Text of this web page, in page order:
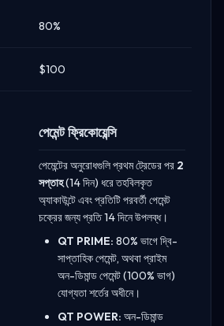
80%
$100
পেমেন্ট ফ্রিকোয়েন্সি
পেমেন্টের অনুরোধগুলি প্রথম ট্রেডের পর 2
সপ্তাহ(14 দিন) ধরে তহবিলকৃত
অ্যাকাউন্টে এবং প্রতিটি পরবর্তী পেমেন্ট
চক্রের জন্য প্রতি 14 দিনে উপলব্ধ।
QT PRIME: 80% ভাগে দ্বি-
সাপ্তাহিক পেমেন্ট, অথবা প্রাইম
অন-ডিমান্ড পেমেন্ট (100% ভাগ)
যোগ্যতা শর্তের অধীনে।
QT POWER: অন-ডিমান্ড